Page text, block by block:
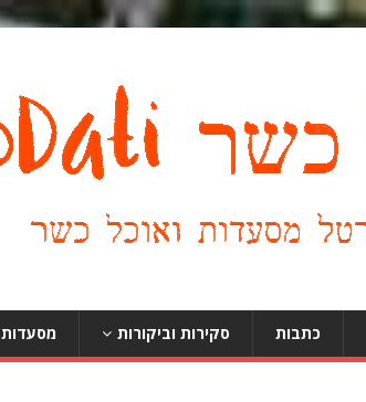
כתבות סקירות וביקורות מסעדות